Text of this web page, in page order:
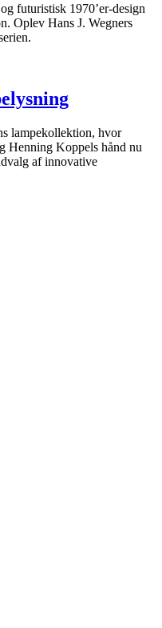
futuristisk 1970’er-design
Oplev Hans J. Wegners
lampekollektion, hvor
Henning Koppels hånd nu
af innovative